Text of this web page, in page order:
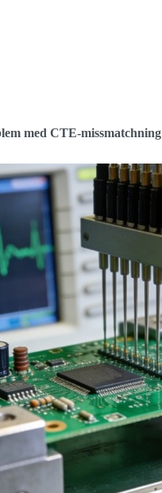
med CTE-missmatchning